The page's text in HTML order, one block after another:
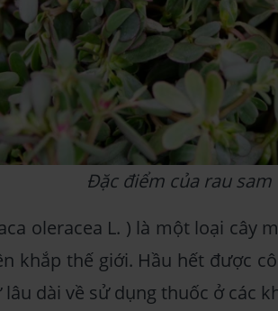
Đặc điểm của rau sam
oleracea L. ) là một loại cây
khắp thế giới. Hầu hết được
dài về sử dụng thuốc ở các